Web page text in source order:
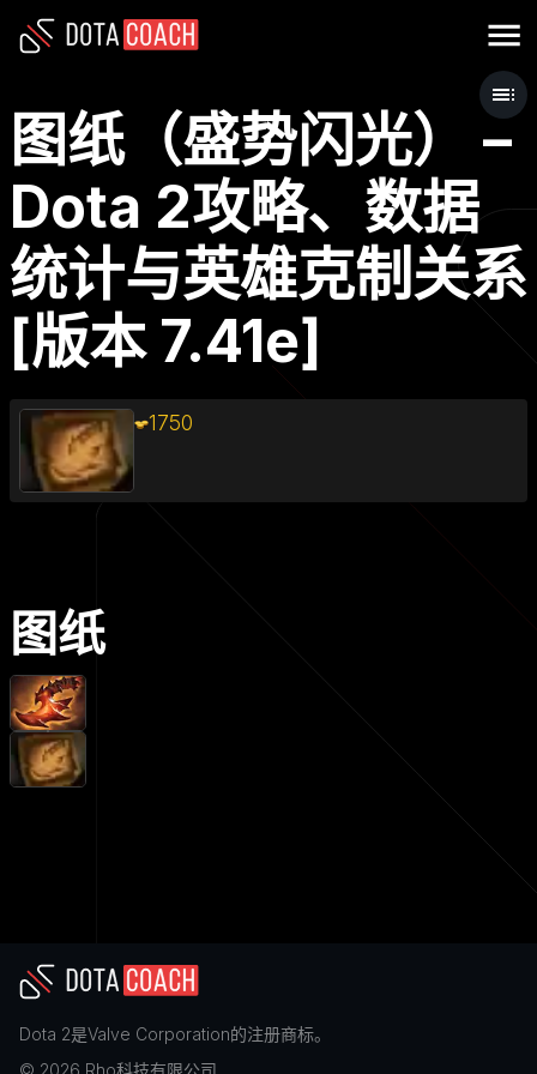
图纸（盛势闪光） –
Dota 2攻略、数据
统计与英雄克制关系
[版本 7.41e]
1750
图纸
Dota 2是Valve Corporation的注册商标。